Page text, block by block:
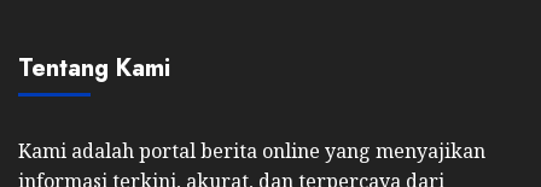
Tentang Kami
Kami adalah portal berita online yang menyajikan
informasi terkini, akurat, dan terpercaya dari